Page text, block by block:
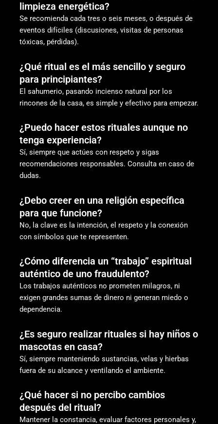
limpieza energética?
Se recomienda cada tres o seis meses, o después de
eventos difíciles (discusiones, visitas de personas
tóxicas, pérdidas).
¿Qué ritual es el más sencillo y seguro
para principiantes?
El sahumerio, pasando incienso natural por los
rincones de la casa, es simple y efectivo para empezar.
¿Puedo hacer estos rituales aunque no
tenga experiencia?
Sí, siempre que actúes con respeto y sigas
recomendaciones responsables. Consulta en caso de
dudas.
¿Debo creer en una religión específica
para que funcione?
No, la clave es la intención, el respeto y la conexión
con símbolos que te representen.
¿Cómo diferencia un “trabajo” espiritual
auténtico de uno fraudulento?
Los trabajos auténticos no prometen milagros, ni
exigen grandes sumas de dinero ni generan miedo o
dependencia.
¿Es seguro realizar rituales si hay niños o
mascotas en casa?
Sí, siempre manteniendo sustancias, velas y hierbas
fuera de su alcance y ventilando el ambiente.
¿Qué hacer si no percibo cambios
después del ritual?
Mantener la constancia, evaluar factores personales y,